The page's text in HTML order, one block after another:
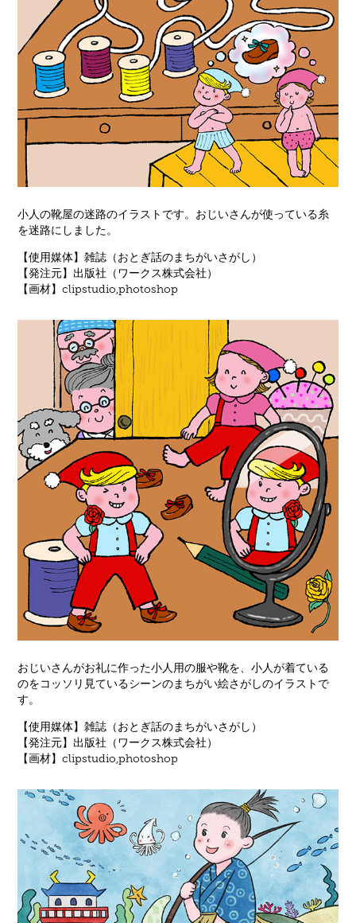
小人の靴屋の迷路のイラストです。おじいさんが使っている糸
を迷路にしました。
【使用媒体】雑誌（おとぎ話のまちがいさがし）
【発注元】出版社（ワークス株式会社）
【画材】clipstudio,photoshop
おじいさんがお礼に作った小人用の服や靴を、小人が着ている
のをコッソリ見ているシーンのまちがい絵さがしのイラストで
す。
【使用媒体】雑誌（おとぎ話のまちがいさがし）
【発注元】出版社（ワークス株式会社）
【画材】clipstudio,photoshop